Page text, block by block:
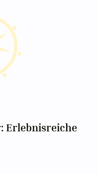
Erlebnisreiche